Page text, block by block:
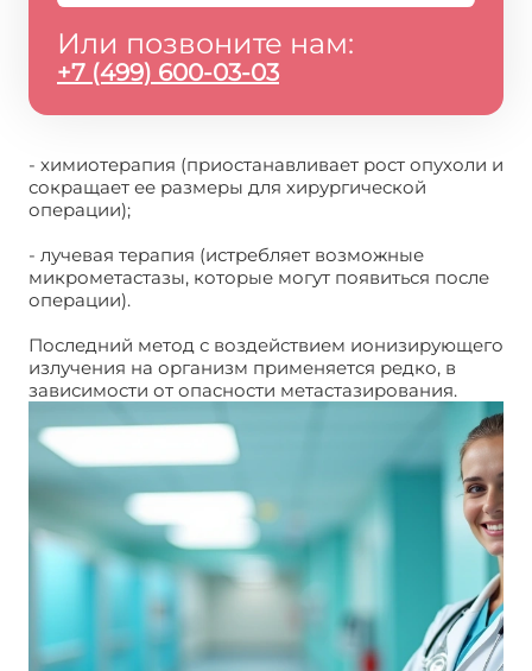
Или позвоните нам:
+7 (499) 600-03-03
- химиотерапия (приостанавливает рост опухоли и
сокращает ее размеры для хирургической
операции);
- лучевая терапия (истребляет возможные
микрометастазы, которые могут появиться после
операции).
Последний метод с воздействием ионизирующего
излучения на организм применяется редко, в
зависимости от опасности метастазирования.